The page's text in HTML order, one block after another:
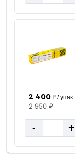
2 400₽ / упак.
2 950 ₽
- +